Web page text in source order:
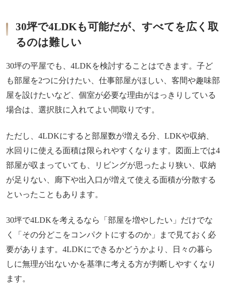
30坪で4LDKも可能だが、すべてを広く取
るのは難しい
30坪の平屋でも、4LDKを検討することはできます。子ど
も部屋を2つに分けたい、仕事部屋がほしい、客間や趣味部
屋を設けたいなど、個室が必要な理由がはっきりしている
場合は、選択肢に入れてよい間取りです。
ただし、4LDKにすると部屋数が増える分、LDKや収納、
水回りに使える面積は限られやすくなります。図面上では4
部屋が収まっていても、リビングが思ったより狭い、収納
が足りない、廊下や出入口が増えて使える面積が分散する
といったこともあります。
30坪で4LDKを考えるなら「部屋を増やしたい」だけでな
く「その分どこをコンパクトにするのか」まで見ておく必
要があります。4LDKにできるかどうかより、日々の暮ら
しに無理が出ないかを基準に考える方が判断しやすくなり
ます。